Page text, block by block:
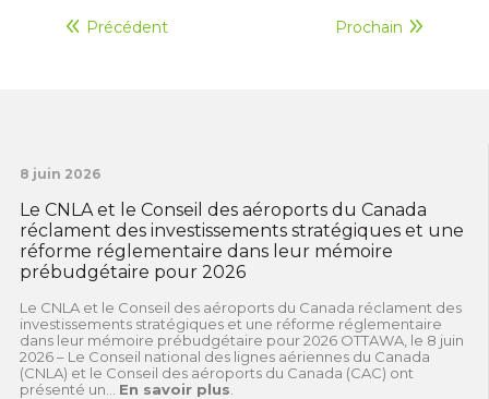
Précédent Prochain
8 juin 2026
Le CNLA et le Conseil des aéroports du Canada
réclament des investissements stratégiques et une
réforme réglementaire dans leur mémoire
prébudgétaire pour 2026
Le CNLA et le Conseil des aéroports du Canada réclament des
investissements stratégiques et une réforme réglementaire
dans leur mémoire prébudgétaire pour 2026 OTTAWA, le 8 juin
2026 – Le Conseil national des lignes aériennes du Canada
(CNLA) et le Conseil des aéroports du Canada (CAC) ont
présenté un... En savoir plus